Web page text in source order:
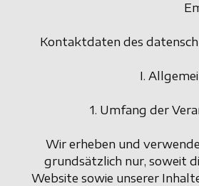
Kontaktdaten des
I.
1. Umfang der
Wir erheben und
grundsätzlich nur, soweit
Website sowie unserer